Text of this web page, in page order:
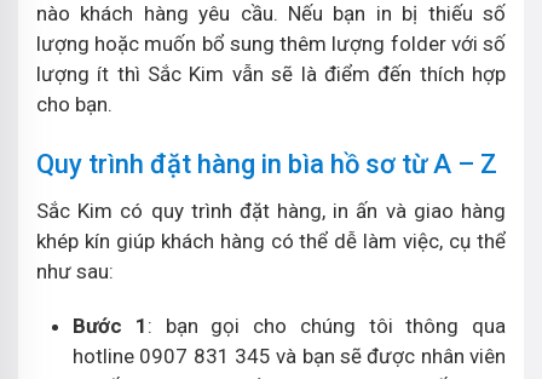
nào khách hàng yêu cầu. Nếu bạn in bị thiếu số
lượng hoặc muốn bổ sung thêm lượng folder với số
lượng ít thì Sắc Kim vẫn sẽ là điểm đến thích hợp
cho bạn.
Quy trình đặt hàng in bìa hồ sơ từ A – Z
Sắc Kim có quy trình đặt hàng, in ấn và giao hàng
khép kín giúp khách hàng có thể dễ làm việc, cụ thể
như sau:
Bước 1 : bạn gọi cho chúng tôi thông qua
hotline 0907 831 345 và bạn sẽ được nhân viên